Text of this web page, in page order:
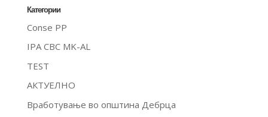
Категории
Conse PP
IPA CBC MK-AL
TEST
АКТУЕЛНО
Вработување во општина Дебрца